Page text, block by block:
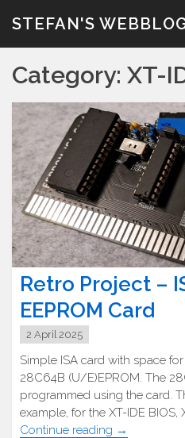
STEFAN'S
Category: XT-
Retro Project –
EEPROM Card
2 April 2025
Simple ISA card with space
28C64B (U/E)EPROM. The
programmed using the card.
example, for the XT-IDE BIOS,
Continue reading "Retro
→